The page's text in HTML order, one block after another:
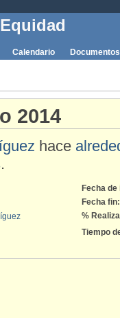
Calendario Documentos
2014
hace
.
Fecha de
Fecha fin:
%
Tiempo